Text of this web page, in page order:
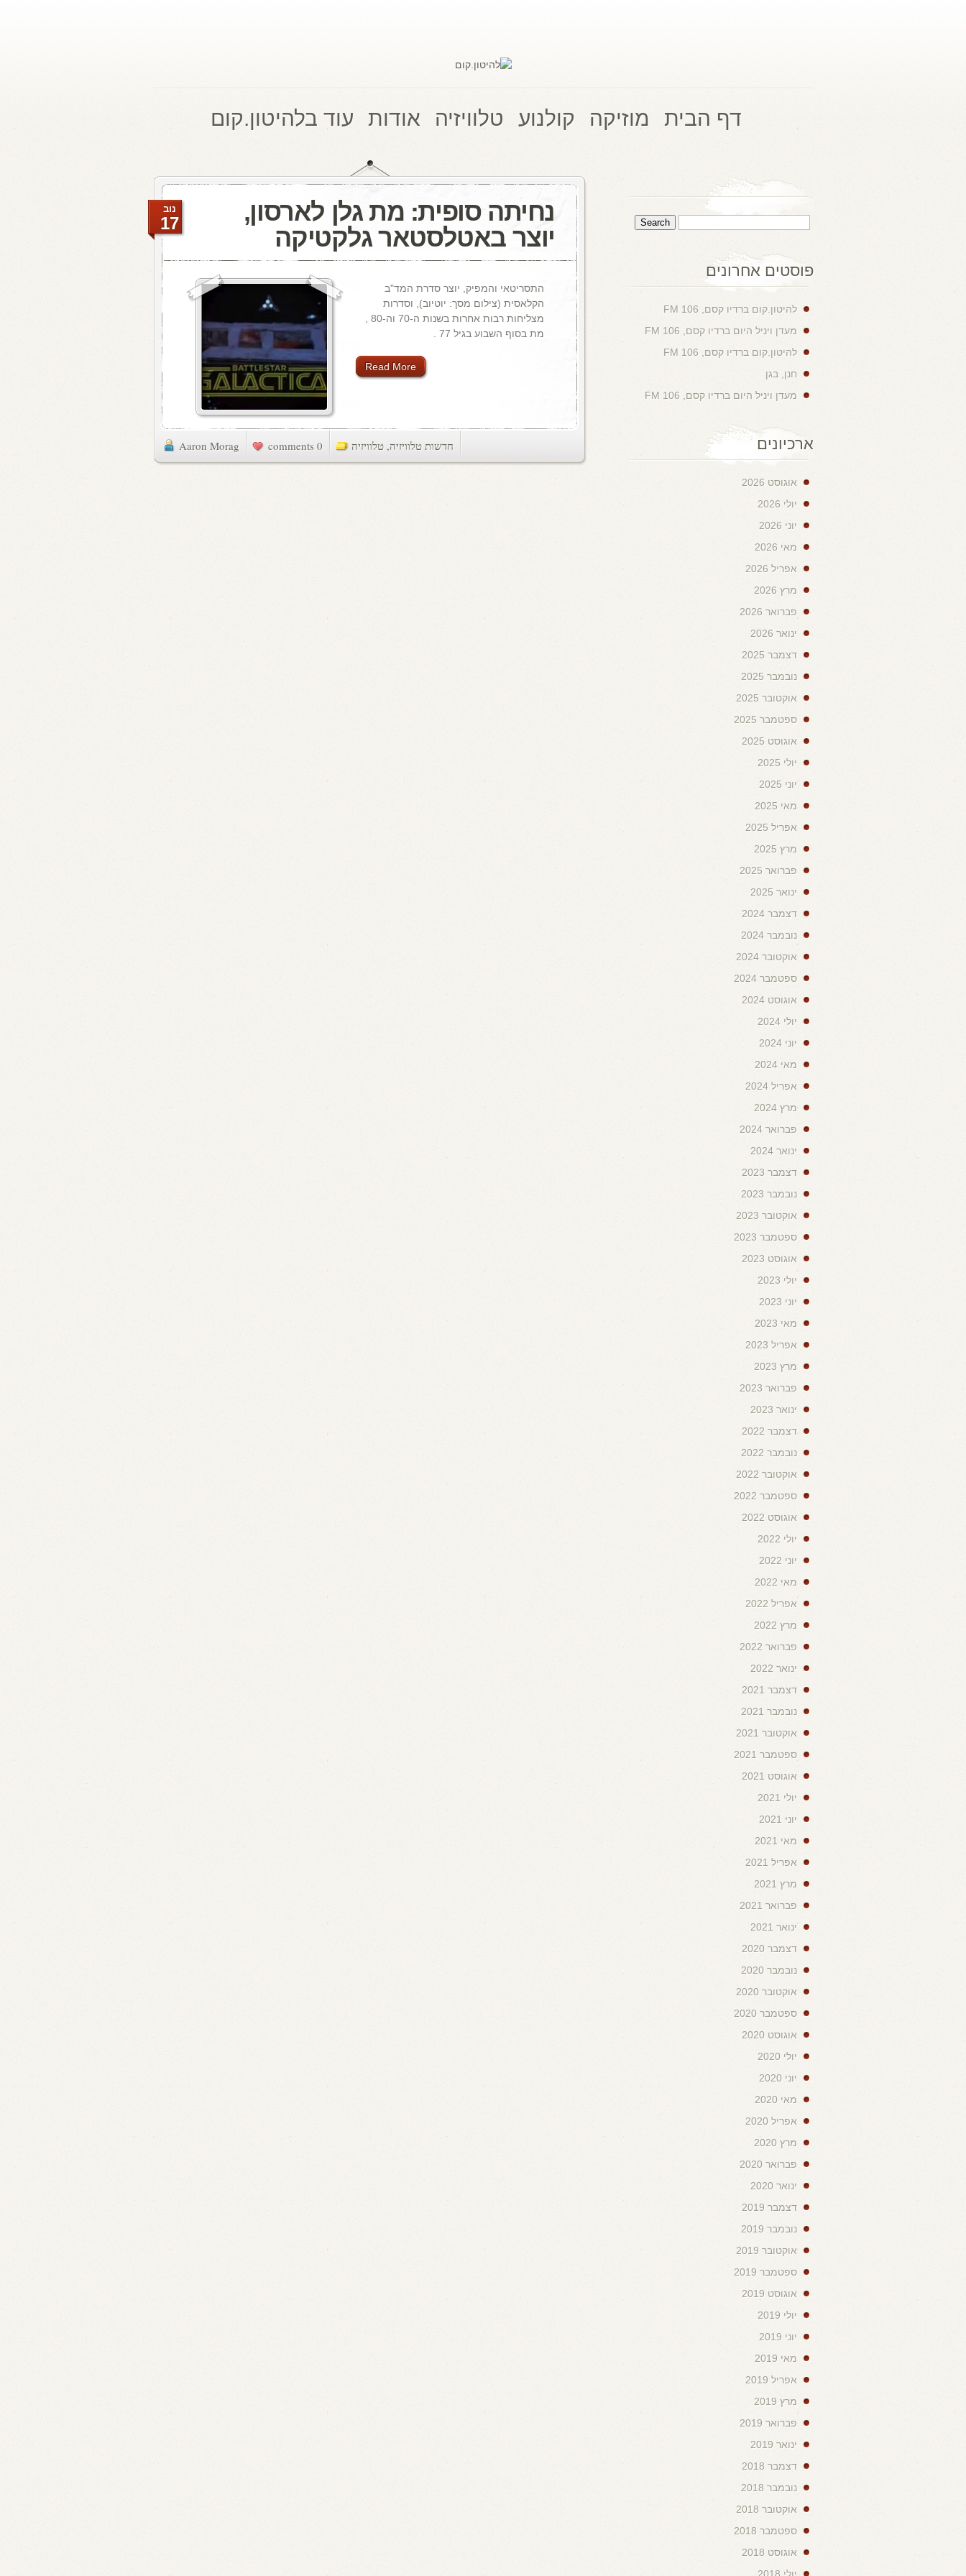
דף הבית מוזיקה קולנוע טלוויזיה אודות עוד בלהיטון.קום
נחיתה סופית: מת גלן לארסון,
יוצר באטלסטאר גלקטיקה
נוב
17
התסריטאי והמפיק, יוצר סדרת המד"ב
הקלאסית (צילום מסך: יוטיוב), וסדרות
מת בסוף השבוע בגיל 77 .
Read More
Aaron Morag 0 comments חדשות טלוויזיה, טלוויזיה
פוסטים אחרונים
להיטון.קום ברדיו קסם, 106 FM
מעדן ויניל היום ברדיו קסם, 106 FM
להיטון.קום ברדיו קסם, 106 FM
חנן, בגן
מעדן ויניל היום ברדיו קסם, 106 FM
ארכיונים
אוגוסט 2026
יולי 2026
יוני 2026
מאי 2026
אפריל 2026
מרץ 2026
פברואר 2026
ינואר 2026
דצמבר 2025
נובמבר 2025
אוקטובר 2025
ספטמבר 2025
אוגוסט 2025
יולי 2025
יוני 2025
מאי 2025
אפריל 2025
מרץ 2025
פברואר 2025
ינואר 2025
דצמבר 2024
נובמבר 2024
אוקטובר 2024
ספטמבר 2024
אוגוסט 2024
יולי 2024
יוני 2024
מאי 2024
אפריל 2024
מרץ 2024
פברואר 2024
ינואר 2024
דצמבר 2023
נובמבר 2023
אוקטובר 2023
ספטמבר 2023
אוגוסט 2023
יולי 2023
יוני 2023
מאי 2023
אפריל 2023
מרץ 2023
פברואר 2023
ינואר 2023
דצמבר 2022
נובמבר 2022
אוקטובר 2022
ספטמבר 2022
אוגוסט 2022
יולי 2022
יוני 2022
מאי 2022
אפריל 2022
מרץ 2022
פברואר 2022
ינואר 2022
דצמבר 2021
נובמבר 2021
אוקטובר 2021
ספטמבר 2021
אוגוסט 2021
יולי 2021
יוני 2021
מאי 2021
אפריל 2021
מרץ 2021
פברואר 2021
ינואר 2021
דצמבר 2020
נובמבר 2020
אוקטובר 2020
ספטמבר 2020
אוגוסט 2020
יולי 2020
יוני 2020
מאי 2020
אפריל 2020
מרץ 2020
פברואר 2020
ינואר 2020
דצמבר 2019
נובמבר 2019
אוקטובר 2019
ספטמבר 2019
אוגוסט 2019
יולי 2019
יוני 2019
מאי 2019
אפריל 2019
מרץ 2019
פברואר 2019
ינואר 2019
דצמבר 2018
נובמבר 2018
אוקטובר 2018
ספטמבר 2018
אוגוסט 2018